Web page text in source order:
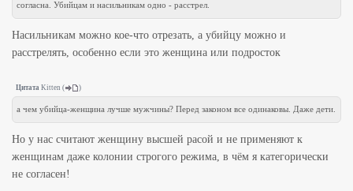
согласна. Убийцам и насильникам одно - расстрел.
Насильникам можно кое-что отрезать, а убийцу можно и
расстрелять, особенно если это женщина или подросток
Цитата Kitten ( )
а чем убийца-женщина лучше мужчины? Перед законом все одинаковы. Даже дети.
Но у нас считают женщину высшей расой и не применяют к
женщинам даже колонии строгого режима, в чём я категорически
не согласен!